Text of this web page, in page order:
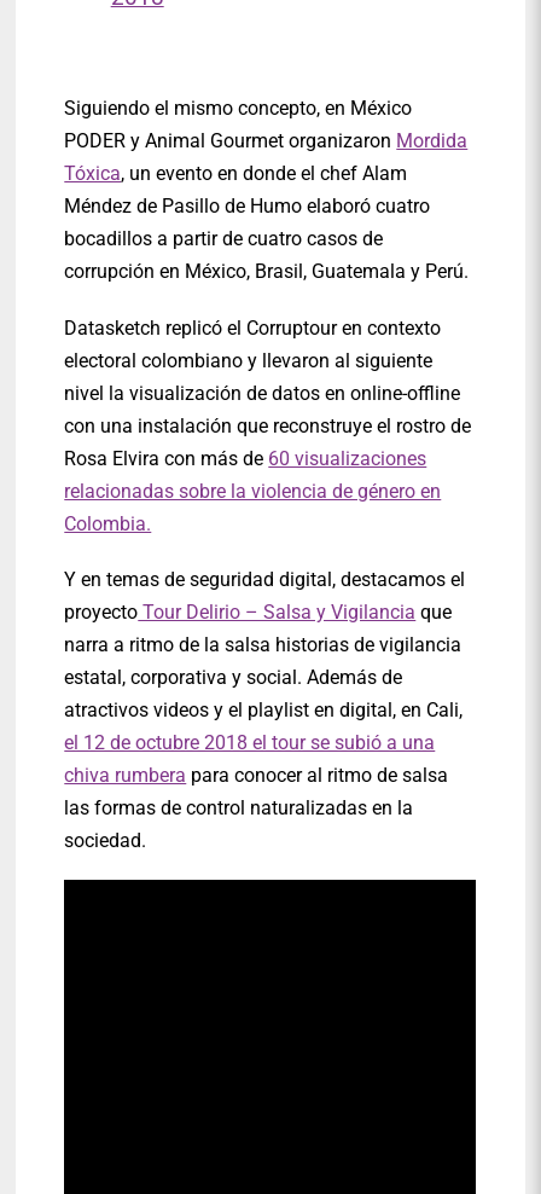
Siguiendo el mismo concepto, en México
PODER y Animal Gourmet organizaron Mordida
Tóxica, un evento en donde el chef Alam
Méndez de Pasillo de Humo elaboró cuatro
bocadillos a partir de cuatro casos de
corrupción en México, Brasil, Guatemala y Perú.
Datasketch replicó el Corruptour en contexto
electoral colombiano y llevaron al siguiente
nivel la visualización de datos en online-offline
con una instalación que reconstruye el rostro de
Rosa Elvira con más de 60 visualizaciones
relacionadas sobre la violencia de género en
Colombia.
Y en temas de seguridad digital, destacamos el
proyecto Tour Delirio – Salsa y Vigilancia que
narra a ritmo de la salsa historias de vigilancia
estatal, corporativa y social. Además de
atractivos videos y el playlist en digital, en Cali,
el 12 de octubre 2018 el tour se subió a una
chiva rumbera para conocer al ritmo de salsa
las formas de control naturalizadas en la
sociedad.